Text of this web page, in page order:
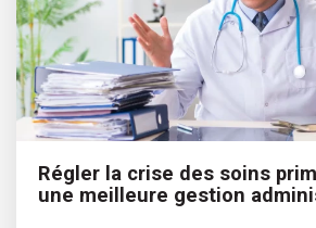
Régler la crise des soins
une meilleure gestion